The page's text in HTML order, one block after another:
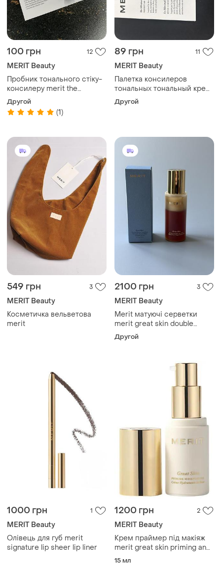
100 грн 12
MERIT Beauty
Пробник тонального стіку-
консилеру merit the
minimalist perfecting
complexion
Другой
(1)
89 грн 11
MERIT Beauty
Палетка консилеров
тональных тональный крем
тон тон merit
Другой
549 грн 3
MERIT Beauty
Косметичка вельветова
merit
2100 грн 3
MERIT Beauty
Merit матуючі серветки
merit great skin double
cleanse makeup removing
cleanser засіб для
Другой
1000 грн 1
MERIT Beauty
Олівець для губ merit
signature lip sheer lip liner
1200 грн 2
MERIT Beauty
Крем праймер під макіяж
merit great skin priming and
firming moisturizer with
15 мл